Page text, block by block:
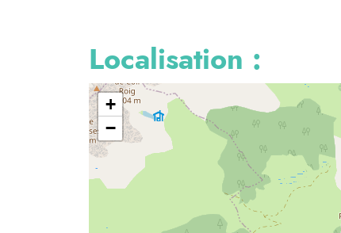
Localisation :
+
−